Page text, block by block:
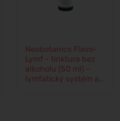
Neobotanics Flavo-
Lymf - tinktura bez
alkoholu (50 ml) -
lymfatický systém a